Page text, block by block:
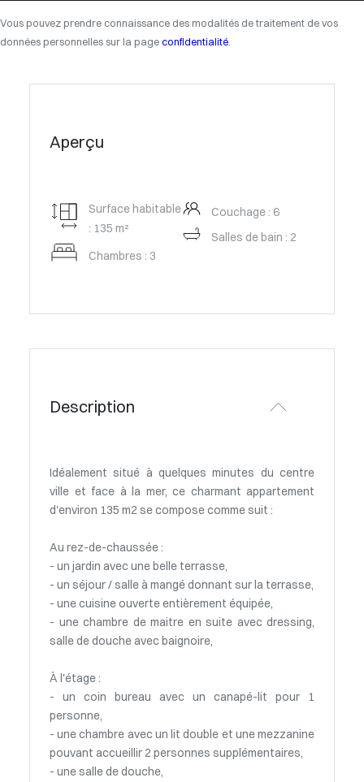
Vous pouvez prendre connaissance des modalités de traitement de vos
données personnelles sur la page confidentialité.
Aperçu
Surface habitable
: 135 m²
Chambres : 3
Couchage : 6
Salles de bain : 2
Description
Idéalement situé à quelques minutes du centre
ville et face à la mer, ce charmant appartement
d'environ 135 m2 se compose comme suit :
Au rez-de-chaussée :
- un jardin avec une belle terrasse,
- un séjour / salle à mangé donnant sur la terrasse,
- une cuisine ouverte entièrement équipée,
- une chambre de maitre en suite avec dressing,
salle de douche avec baignoire,
À l'étage :
- un coin bureau avec un canapé-lit pour 1
personne,
- une chambre avec un lit double et une mezzanine
pouvant accueillir 2 personnes supplémentaires,
- une salle de douche,